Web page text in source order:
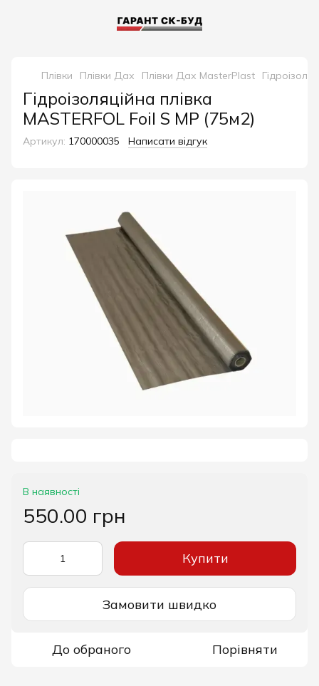
Плівки Плівки Дах Плівки Дах MasterPlast
Гідроізоляційна плівка
MASTERFOL Foil S MP (75м2)
Артикул: 170000035 Написати відгук
В наявності
550.00 грн
Купити
Замовити швидко
До обраного Порівняти